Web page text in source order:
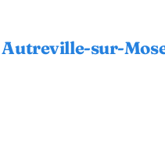
Autreville-sur-